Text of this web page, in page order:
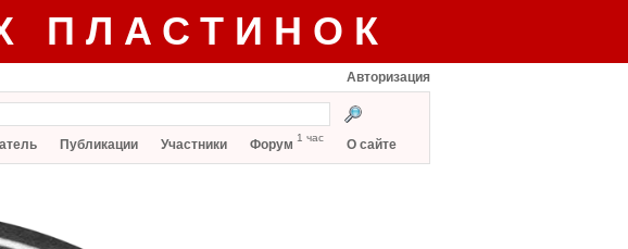
ПЛАСТИНОК
Авторизация
Публикации Участники Форум 1 час О сайте